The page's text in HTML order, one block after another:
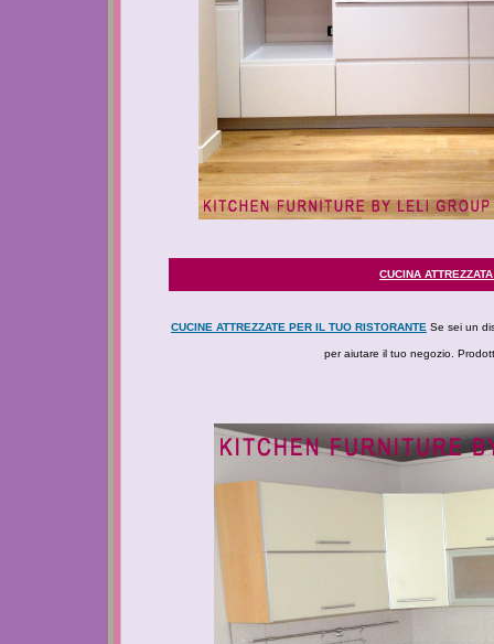
CUCINA
CUCINE ATTREZZATE PER IL TUO RISTORANTE Se sei un
per aiutare il tuo negozio.